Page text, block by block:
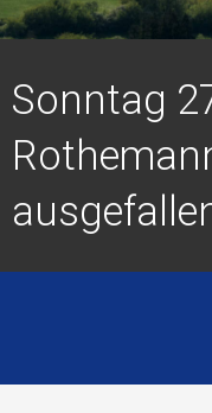
Sonntag